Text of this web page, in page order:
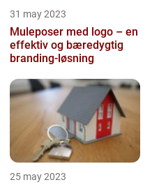
31 may 2023
Muleposer med logo – en
effektiv og bæredygtig
branding-løsning
25 may 2023